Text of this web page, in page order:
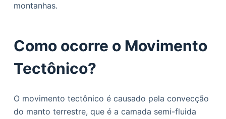
montanhas.
Como ocorre o Movimento
Tectônico?
O movimento tectônico é causado pela convecção
do manto terrestre, que é a camada semi-fluida